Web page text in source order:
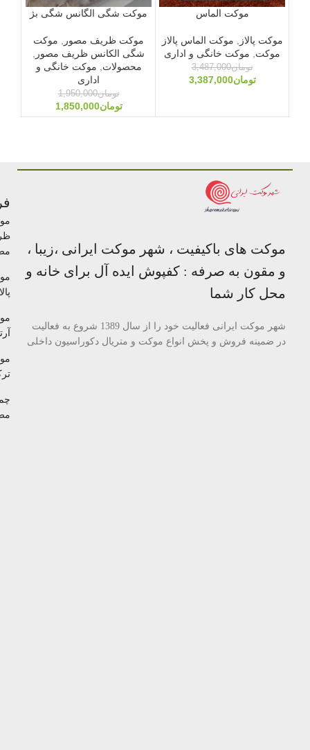
موکت الماس
موکت پالاز
موکت الماس پالاز
موکت
موکت خانگی و اداری
تومان3,487,000
تومان3,387,000
موکت شگی الگانس شگی بژ
موکت ظریف مصور
موکت
شگی الکانس ظریف مصور
محصولات
موکت خانگی و
اداری
تومان1,950,000
تومان1,850,000
موکت های باکیفیت ، شهر موکت ایرانی ،زیبا ،
و مقون به صرفه : کفپوش ایده آل برای خانه و
محل کار شما
شهر موکت ایرانی فعالیت خود را از سال 1389 شروع به فعالیت
در ضمینه فروش و پخش انواع موکت و متریال دکوراسیون داخلی